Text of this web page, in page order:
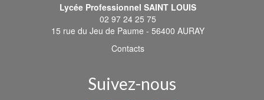
Lycée Professionnel SAINT LOUIS
02 97 24 25 75
15 rue du Jeu de Paume - 56400 AURAY
Contacts
Suivez-nous